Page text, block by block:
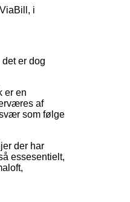
i
er dog
er en
af
som følge
der har
essesentielt,